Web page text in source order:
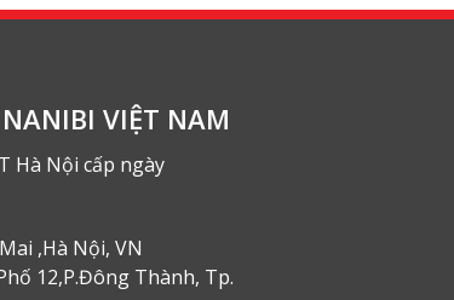
VIỆT NAM
Hà Nội cấp ngày
,Hà Nội, VN
12,P.Đông Thành, Tp.